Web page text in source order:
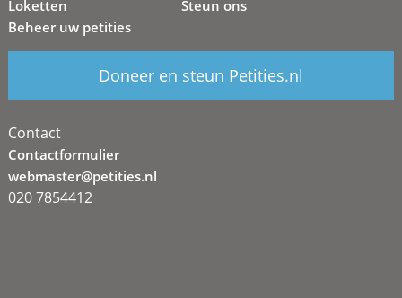
Loketten
Beheer uw petities
Steun ons
Doneer en steun Petities.nl
Contact
Contactformulier
webmaster@petities.nl
020 7854412